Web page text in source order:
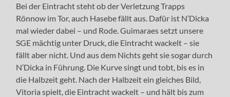
Bei der Eintracht steht ob der Verletzung Trapps
Rönnow im Tor, auch Hasebe fällt aus. Dafür ist N’Dicka
mal wieder dabei – und Rode. Guimaraes setzt unsere
SGE mächtig unter Druck, die Eintracht wackelt – sie
fällt aber nicht. Und aus dem Nichts geht sie sogar durch
N’Dicka in Führung. Die Kurve singt und tobt, bis es in
die Halbzeit geht. Nach der Halbzeit ein gleiches Bild,
Vitoria spielt, die Eintracht wackelt – und hält bis zum